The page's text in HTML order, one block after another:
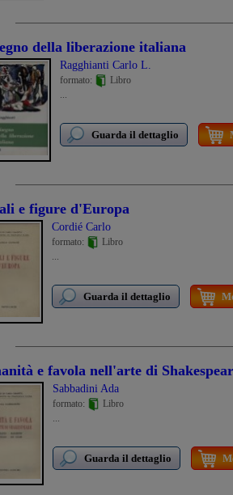
della liberazione italiana
Ragghianti Carlo L.
formato:
Libro
...
Guarda il dettaglio
e figure d'Europa
Cordié Carlo
formato:
Libro
...
Guarda il dettaglio
e favola nell'arte di
Sabbadini Ada
formato:
Libro
...
Guarda il dettaglio